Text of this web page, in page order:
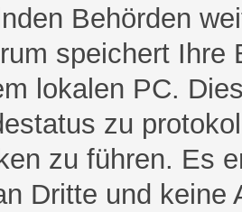
Behörden
speichert Ihre
lokalen PC.
zu
zu führen. Es
Dritte und keine